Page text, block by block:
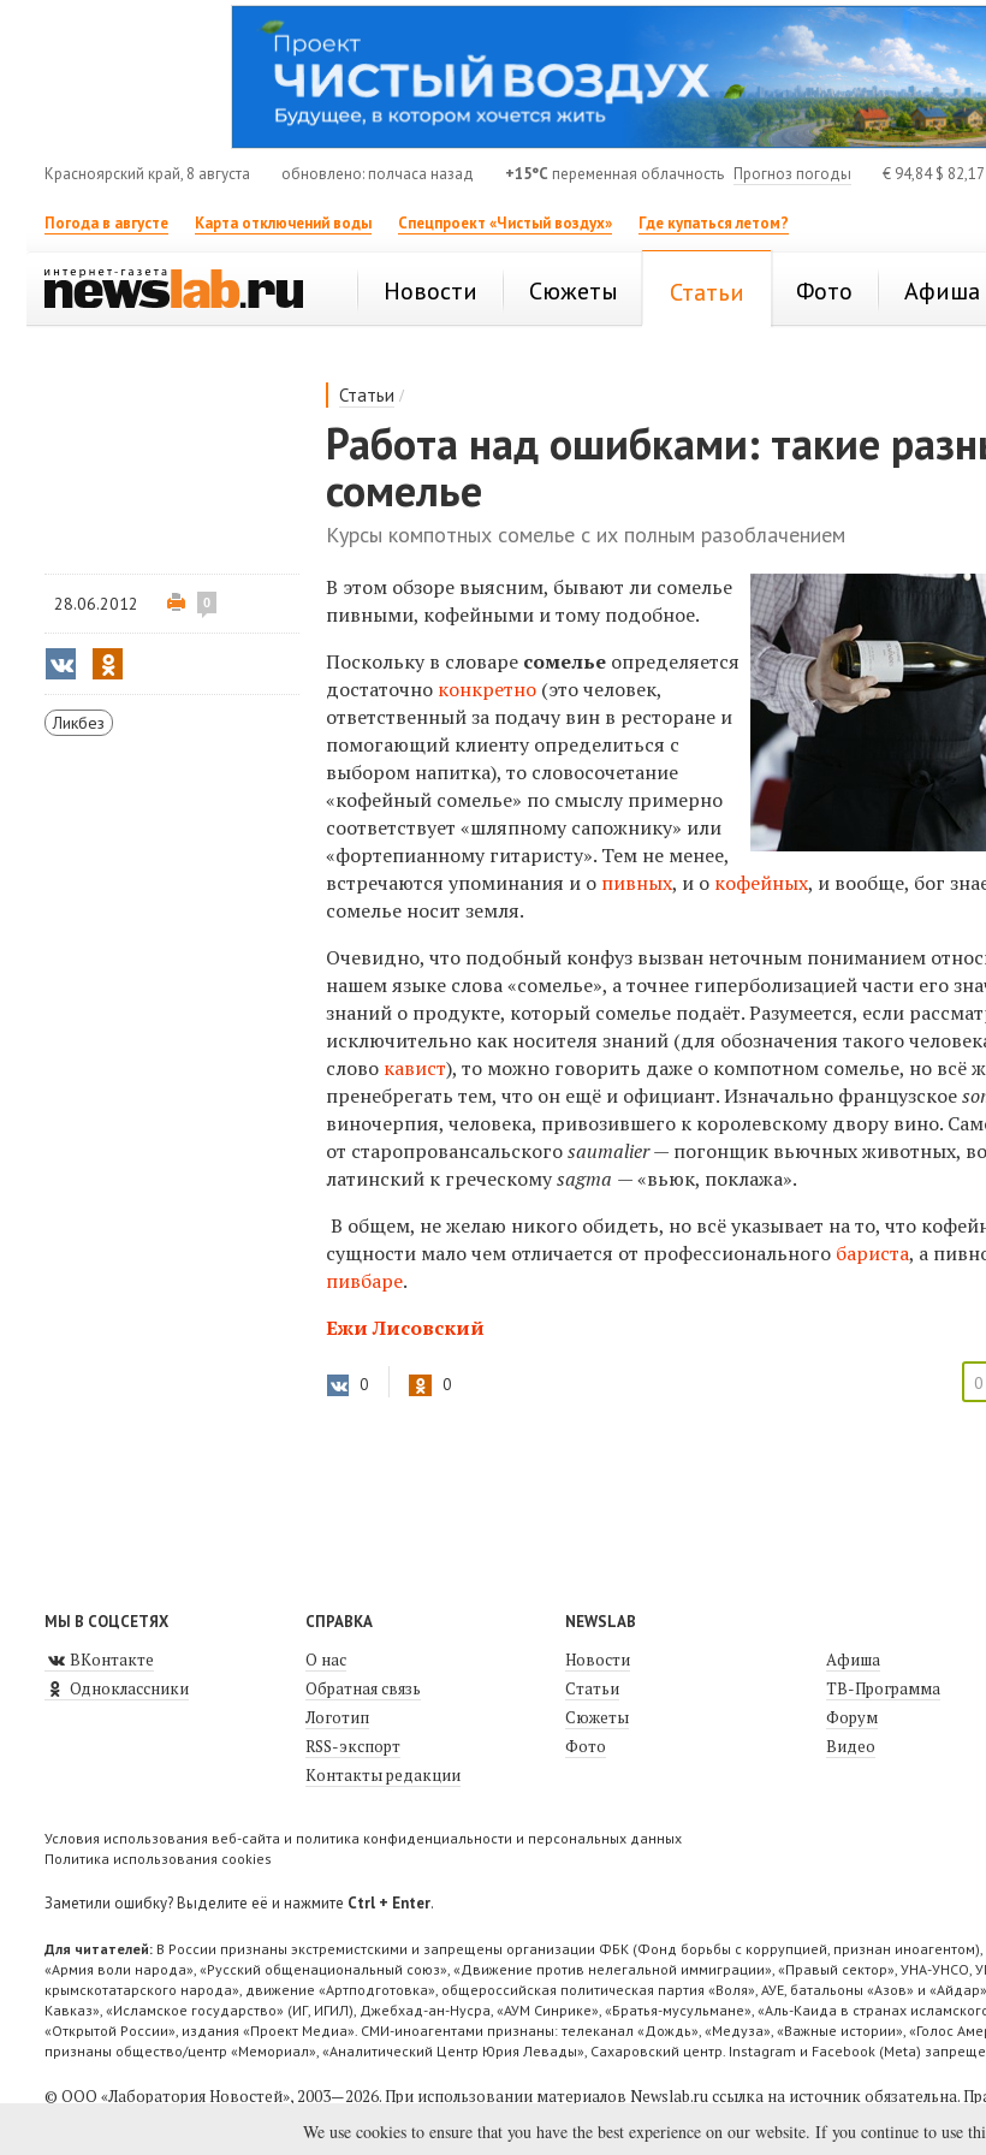
Красноярский край, 8 августа обновлено: полчаса назад +15°C переменная облачность Прогноз погоды € 94,84$ 82,17
Погода в августе Карта отключений воды Спецпроект «Чистый воздух» Где купаться летом?
Новости Сюжеты Статьи Фото Афиша
Статьи /
Работа над ошибками: такие
сомелье
Курсы компотных сомелье с их полным разоблачением
28.06.2012 0
Ликбез
В этом обзоре выясним, бывают ли сомелье
пивными, кофейными и тому подобное.
Поскольку в словаре сомелье определяется
достаточно конкретно (это человек,
ответственный за подачу вин в ресторане и
помогающий клиенту определиться с
выбором напитка), то словосочетание
«кофейный сомелье» по смыслу примерно
соответствует «шляпному сапожнику» или
«фортепианному гитаристу». Тем не менее,
встречаются упоминания и о пивных, и о кофейных, и вообще, бог
сомелье носит земля.
Очевидно, что подобный конфуз вызван неточным пониманием
нашем языке слова «сомелье», а точнее гиперболизацией части его
знаний о продукте, который сомелье подаёт. Разумеется, если
исключительно как носителя знаний (для обозначения такого
слово кавист), то можно говорить даже о компотном сомелье, но всё
пренебрегать тем, что он ещё и официант. Изначально французское
виночерпия, человека, привозившего к королевскому двору вино.
от старопровансальскогоsaumalier— погонщик вьючных животных,
латинский к греческомуsagma — «вьюк, поклажа».
В общем, не желаю никого обидеть, но всё указывает на то, что
сущности мало чем отличается от профессионального бариста, а
пивбаре.
Ежи Лисовский
0 0 0
МЫ В СОЦСЕТЯХ
ВКонтакте
Одноклассники
СПРАВКА
О нас
Обратная связь
Логотип
RSS-экспорт
Контакты редакции
NEWSLAB
Новости
Статьи
Сюжеты
Фото
Афиша
ТВ-Программа
Форум
Видео
Условия использования веб-сайта и политика конфиденциальности и персональных данных
Политика использования cookies
Заметили ошибку? Выделите её и нажмите Ctrl + Enter.
Для читателей: В России признаны экстремистскими и запрещены организации ФБК (Фонд борьбы с коррупцией, признан
«Армия воли народа», «Русский общенациональный союз», «Движение против нелегальной иммиграции», «Правый сектор», УНА-УНСО,
крымскотатарского народа», движение «Артподготовка», общероссийская политическая партия «Воля», АУЕ, батальоны «Азов» и
Кавказ», «Исламское государство» (ИГ, ИГИЛ), Джебхад-ан-Нусра, «АУМ Синрике», «Братья-мусульмане», «Аль-Каида в странах
«Открытой России», издания «Проект Медиа». СМИ-иноагентами признаны: телеканал «Дождь», «Медуза», «Важные истории», «Голос
признаны общество/центр «Мемориал», «Аналитический Центр Юрия Левады», Сахаровский центр. Instagram и Facebook (Metа)
© ООО «Лаборатория Новоcтей», 2003—2026.При использовании материалов Newslab.ru ссылка на источник обязательна.
We use cookies to ensure that you have the best experience on our website. If you continue to use